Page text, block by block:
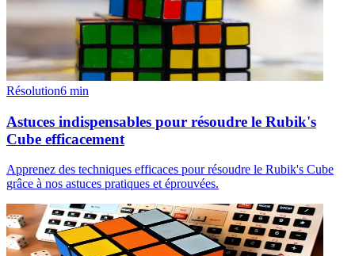
Résolution6 min
Astuces indispensables pour résoudre le Rubik's
Cube efficacement
Apprenez des techniques efficaces pour résoudre le Rubik's Cube
grâce à nos astuces pratiques et éprouvées.